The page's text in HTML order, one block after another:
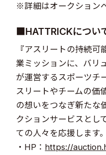
※詳細はオークション
■HATTRICKについ
『アスリートの持続
業ミッションに、バリ
が運営するスポーツチ
スリートやチームの価
の想いをつなぎ新たな
クションサービスとし
ての人々を応援します。
・HP： https://